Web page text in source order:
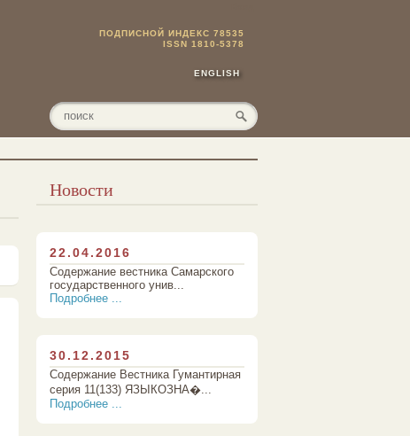
ПОДПИСНОЙ ИНДЕКС 78535
ISSN 1810-5378
ENGLISH
Новости
22.04.2016
Содержание вестника Самарского
государственного унив...
Подробнее ...
30.12.2015
Содержание Вестника Гумантирная
серия 11(133) ЯЗЫКОЗНА�...
Подробнее ...